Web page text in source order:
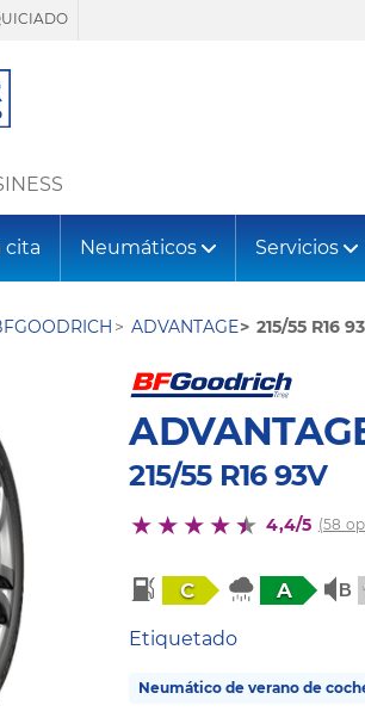
cita Neumáticos Servicios
ADVANTAGE 215/55 R16
215/55 R16 93V
4,4/5 (58
C A
Etiquetado
Neumático de verano de